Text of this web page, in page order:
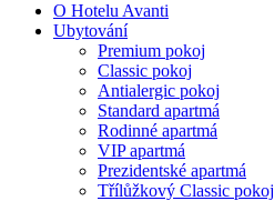
O Hotelu Avanti
Ubytování
Premium pokoj
Classic pokoj
Antialergic pokoj
Standard apartmá
Rodinné apartmá
VIP apartmá
Prezidentské apartmá
Třílůžkový Classic pokoj